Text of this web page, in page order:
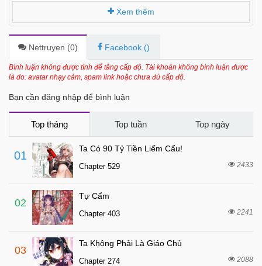
Chapter 36 7 tháng trước
Chapter 35 7 tháng trước
Chapter 34 7 tháng trước
7 tháng trước
Chapter 31 7 tháng trước
Chapter 30
Chapter 29
Chapter 28
Chapter 27
Chapter 26
Chapter 25
Chapter 24
Xem thêm
Nettruyen (0) Facebook ()
Bình luận không được tính để tăng cấp độ. Tài khoản không bình luận được
là do: avatar nhạy cảm, spam link hoặc chưa đủ cấp độ.
Bạn cần đăng nhập để bình luận
Top tháng Top tuần Top ngày
01
Ta Có 90 Tỷ Tiền Liếm Cẩu!
Chapter 529 2433
02
Tự Cẩm
Chapter 403 2241
03
Ta Không Phải Là Giáo Chủ
Chapter 274 2088